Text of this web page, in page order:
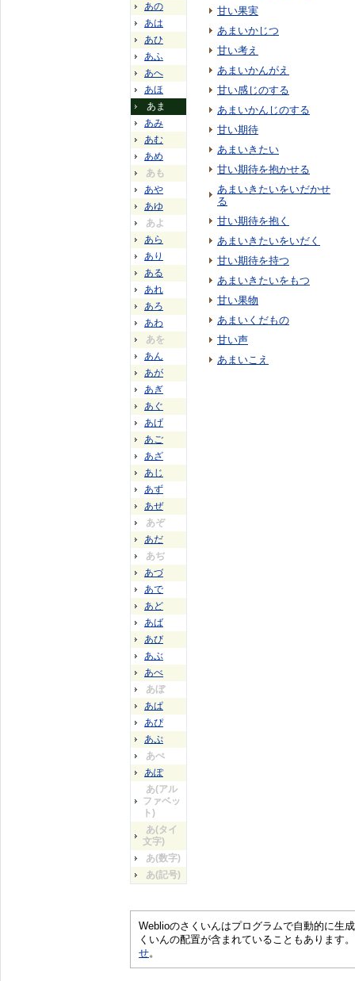
あの
あは
あひ
あふ
あへ
あほ
あま
あみ
あむ
あめ
あも
あや
あゆ
あよ
あら
あり
ある
あれ
あろ
あわ
あを
あん
あが
あぎ
あぐ
あげ
あご
あざ
あじ
あず
あぜ
あぞ
あだ
あぢ
あづ
あで
あど
あば
あび
あぶ
あべ
あぼ
あぱ
あぴ
あぷ
あぺ
あぽ
あ(アル
ファベッ
ト)
あ(タイ
文字)
あ(数字)
あ(記号)
甘い果実
あまいかじつ
甘い考え
あまいかんがえ
甘い感じのする
あまいかんじのする
甘い期待
あまいきたい
甘い期待を抱かせる
あまいきたいをいだかせ
る
甘い期待を抱く
あまいきたいをいだく
甘い期待を持つ
あまいきたいをもつ
甘い果物
あまいくだもの
甘い声
あまいこえ
Weblioのさくいんはプログラムで自動的に生
くいんの配置が含まれていることもあります
せ。